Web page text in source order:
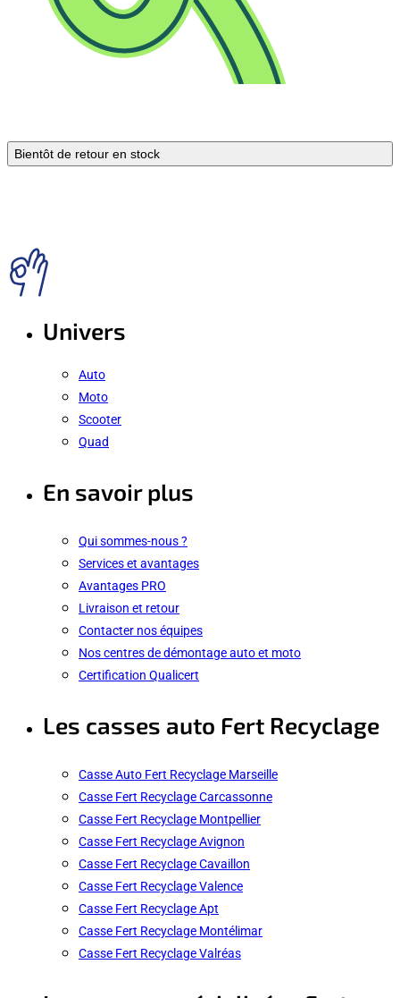
Bientôt de retour en stock
Univers
Auto
Moto
Scooter
Quad
En savoir plus
Qui sommes-nous ?
Services et avantages
Avantages PRO
Livraison et retour
Contacter nos équipes
Nos centres de démontage auto et moto
Certification Qualicert
Les casses auto Fert Recyclage
Casse Auto Fert Recyclage Marseille
Casse Fert Recyclage Carcassonne
Casse Fert Recyclage Montpellier
Casse Fert Recyclage Avignon
Casse Fert Recyclage Cavaillon
Casse Fert Recyclage Valence
Casse Fert Recyclage Apt
Casse Fert Recyclage Montélimar
Casse Fert Recyclage Valréas